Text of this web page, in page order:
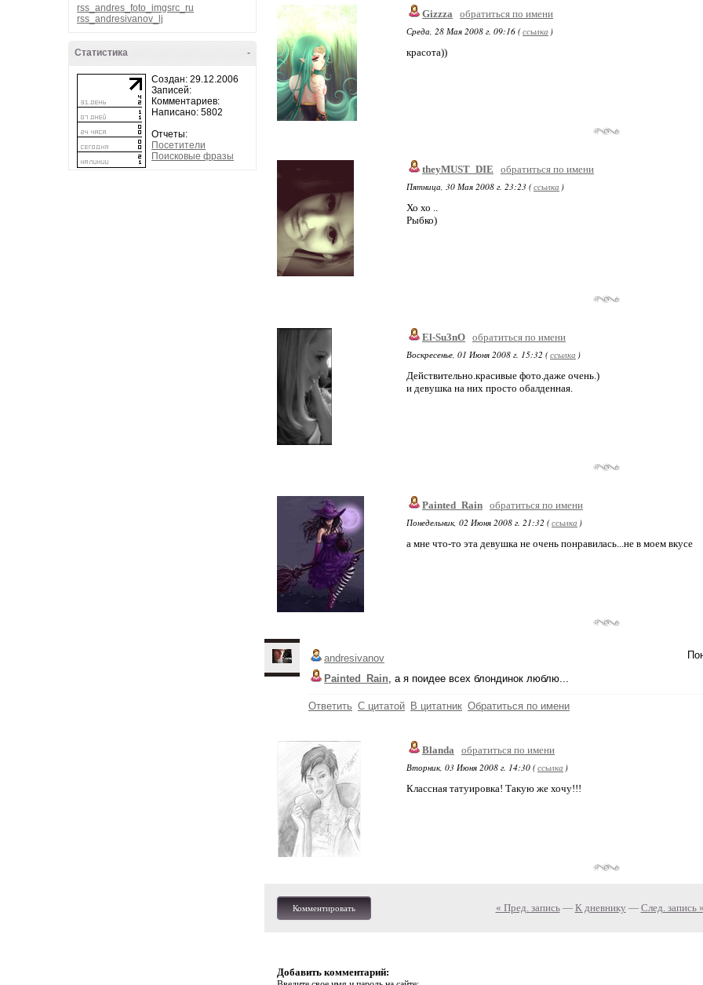
rss_andres_foto_imgsrc_ru
rss_andresivanov_lj
-
Статистика
Создан: 29.12.2006
Записей:
Комментариев:
Написано: 5802
Отчеты:
Посетители
Поисковые фразы
Gizzza
обратиться по имени
Среда, 28 Мая 2008 г. 09:16 (ссылка )
красота))
theyMUST_DIE
обратиться по имени
Пятница, 30 Мая 2008 г. 23:23 (ссылка )
Хо хо ..
Рыбко)
El-Su3nO обратиться по имени
Воскресенье, 01 Июня 2008 г. 15:32 (ссылка )
Действительно.красивые фото.даже очень.)
и девушка на них просто обалденная.
Painted_Rain обратиться по имени
Понедельник, 02 Июня 2008 г. 21:32 (ссылка )
а мне что-то эта девушка не очень понравилась...не в моем вкусе
andresivanov
Painted_Rain, а я поидее всех блондинок люблю...
Ответить С цитатой В цитатник Обратиться по имени
Blanda
обратиться по имени
Вторник, 03 Июня 2008 г. 14:30 (ссылка )
Классная татуировка! Такую же хочу!!!
Комментировать « Пред. запись— К дневнику — След. запись »
Добавить комментарий: